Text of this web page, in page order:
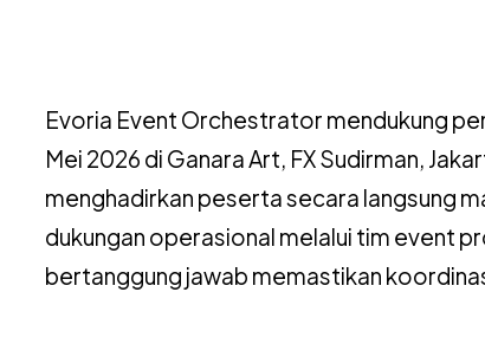
Evoria Event Orchestrator mendukung
Mei 2026 di Ganara Art, FX Sudirman,
menghadirkan peserta secara langsung
dukungan operasional melalui tim event
bertanggung jawab memastikan